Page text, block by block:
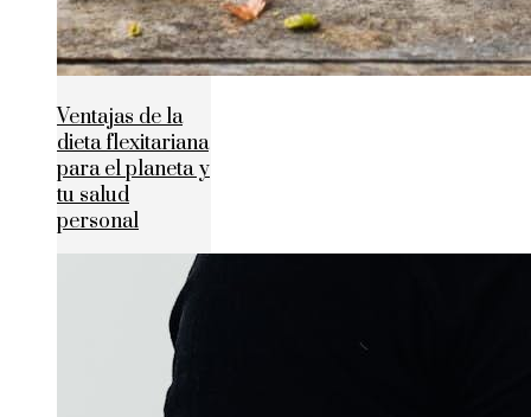
Ventajas de la
dieta flexitariana
para el planeta y
tu salud
personal